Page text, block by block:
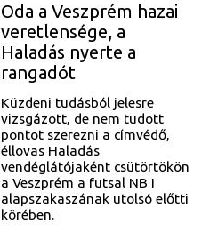
Oda a Veszprém hazai
veretlensége, a
Haladás nyerte a
rangadót
Küzdeni tudásból jelesre
vizsgázott, de nem tudott
pontot szerezni a címvédő,
éllovas Haladás
vendéglátójaként csütörtökön
a Veszprém a futsal NB I
alapszakaszának utolsó előtti
körében.